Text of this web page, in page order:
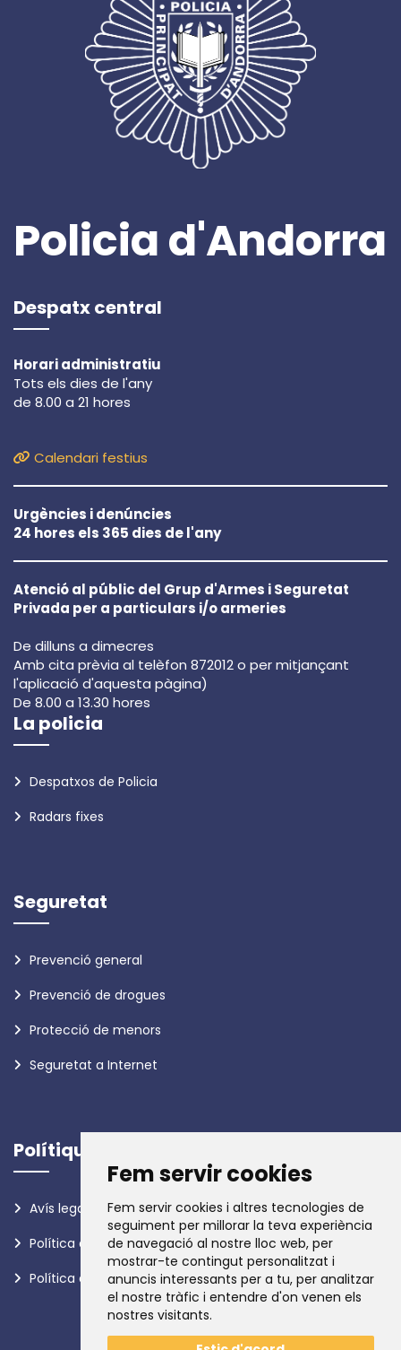
Fem servir cookies
Fem servir cookies i altres tecnologies de
seguiment per millorar la teva experiència
de navegació al nostre lloc web, per
mostrar-te contingut personalitzat i
anuncis interessants per a tu, per analitzar
el nostre tràfic i entendre d'on venen els
nostres visitants.
Policia d'Andorra
Despatx central
Horari administratiu
Tots els dies de l'any
de 8.00 a 21 hores
Calendari festius
Urgències i denúncies
24 hores els 365 dies de l'any
Atenció al públic del Grup d'Armes i Seguretat
Privada per a particulars i/o armeries
De dilluns a dimecres
Amb cita prèvia al telèfon 872012 o per mitjançant
l'aplicació d'aquesta pàgina)
De 8.00 a 13.30 hores
La policia
Despatxos de Policia
Radars fixes
Seguretat
Prevenció general
Prevenció de drogues
Protecció de menors
Seguretat a Internet
Polítiques
Avís legal
Política de privadesa
Política de galetes